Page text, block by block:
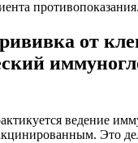
противопоказания.
от
ведение
Это